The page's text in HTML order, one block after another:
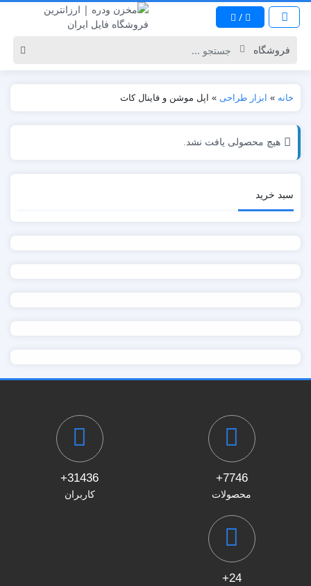
/
خانه » ابزار طراحی » اپل موشن و فاینال کات
هیچ محصولی یافت نشد.
سبد خرید
7746+
محصولات
31436+
کاربران
24+